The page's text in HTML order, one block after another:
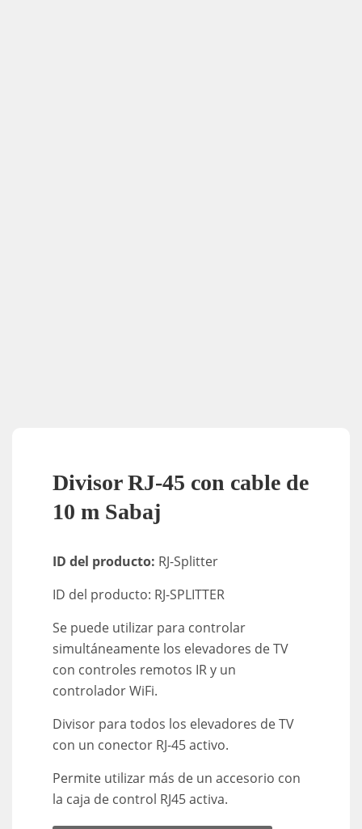
Divisor RJ-45 con cable de
10 m Sabaj
ID del producto: RJ-Splitter
ID del producto: RJ-SPLITTER
Se puede utilizar para controlar
simultáneamente los elevadores de TV
con controles remotos IR y un
controlador WiFi.
Divisor para todos los elevadores de TV
con un conector RJ-45 activo.
Permite utilizar más de un accesorio con
la caja de control RJ45 activa.